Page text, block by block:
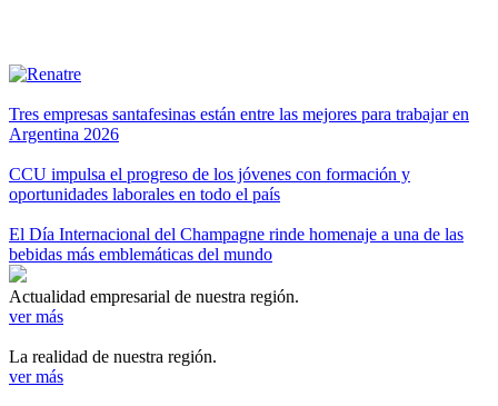
Tres empresas santafesinas están entre las mejores para trabajar en
Argentina 2026
CCU impulsa el progreso de los jóvenes con formación y
oportunidades laborales en todo el país
El Día Internacional del Champagne rinde homenaje a una de las
bebidas más emblemáticas del mundo
Actualidad empresarial de nuestra región.
ver más
La realidad de nuestra región.
ver más